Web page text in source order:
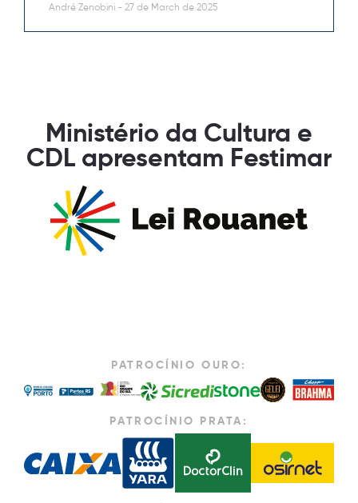
André Zenobini 27 de March de 2025
Ministério da Cultura e
CDL apresentam Festimar
PATROCÍNIO OURO:
PATROCÍNIO PRATA: